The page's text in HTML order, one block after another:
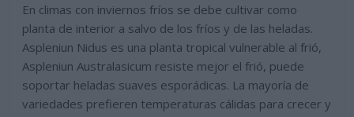
En climas con inviernos fríos se debe cultivar como
planta de interior a salvo de los fríos y de las heladas.
Aspleniun Nidus es una planta tropical vulnerable al frió,
Aspleniun Australasicum resiste mejor el frió, puede
soportar heladas suaves esporádicas. La mayoría de
variedades prefieren temperaturas cálidas para crecer y